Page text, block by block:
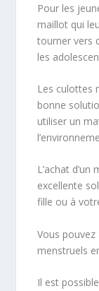
Pour les
maillot qui
tourner vers
les
Les culottes
bonne
utiliser un
L’achat
excellente
fille ou à
Vous
menstruels
Il est